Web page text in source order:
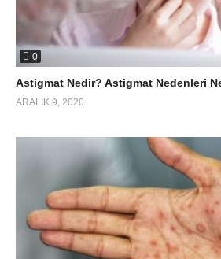
0
Astigmat Nedir? Astigmat Nedenleri
ARALIK 9, 2020